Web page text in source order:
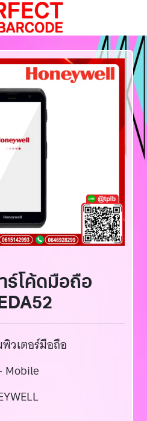
ร์โค้ดมือถือ
วเตอร์มือถือ
Mobile